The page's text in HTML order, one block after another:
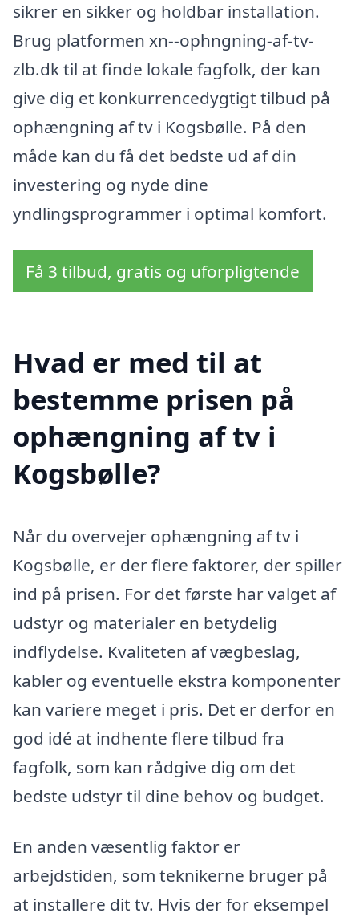
sikrer en sikker og holdbar installation.
Brug platformen xn--ophngning-af-tv-
zlb.dk til at finde lokale fagfolk, der kan
give dig et konkurrencedygtigt tilbud på
ophængning af tv i Kogsbølle. På den
måde kan du få det bedste ud af din
investering og nyde dine
yndlingsprogrammer i optimal komfort.
Få 3 tilbud, gratis og uforpligtende
Hvad er med til at
bestemme prisen på
ophængning af tv i
Kogsbølle?
Når du overvejer ophængning af tv i
Kogsbølle, er der flere faktorer, der spiller
ind på prisen. For det første har valget af
udstyr og materialer en betydelig
indflydelse. Kvaliteten af vægbeslag,
kabler og eventuelle ekstra komponenter
kan variere meget i pris. Det er derfor en
god idé at indhente flere tilbud fra
fagfolk, som kan rådgive dig om det
bedste udstyr til dine behov og budget.
En anden væsentlig faktor er
arbejdstiden, som teknikerne bruger på
at installere dit tv. Hvis der for eksempel